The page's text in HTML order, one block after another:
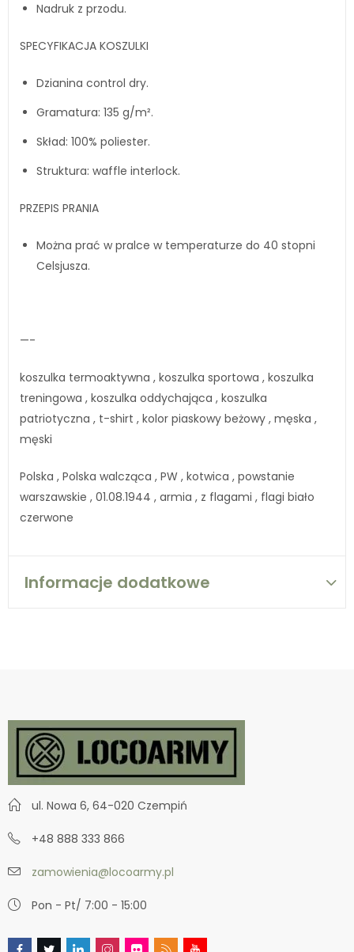
Nadruk z przodu.
SPECYFIKACJA KOSZULKI
Dzianina control dry.
Gramatura: 135 g/m².
Skład: 100% poliester.
Struktura: waffle interlock.
PRZEPIS PRANIA
Można prać w pralce w temperaturze do 40 stopni
Celsjusza.
—-
koszulka termoaktywna , koszulka sportowa , koszulka
treningowa , koszulka oddychająca , koszulka
patriotyczna , t-shirt , kolor piaskowy beżowy , męska ,
męski
Polska , Polska walcząca , PW , kotwica , powstanie
warszawskie , 01.08.1944 , armia , z flagami , flagi biało
czerwone
Informacje dodatkowe
ul. Nowa 6, 64-020 Czempiń
+48 888 333 866
zamowienia@locoarmy.pl
Pon - Pt/ 7:00 - 15:00